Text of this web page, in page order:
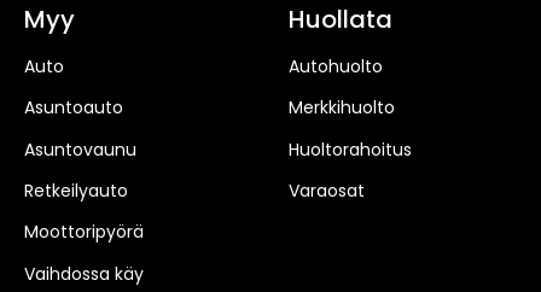
Myy
Auto
Asuntoauto
Asuntovaunu
Retkeilyauto
Moottoripyörä
Vaihdossa käy
Huollata
Autohuolto
Merkkihuolto
Huoltorahoitus
Varaosat